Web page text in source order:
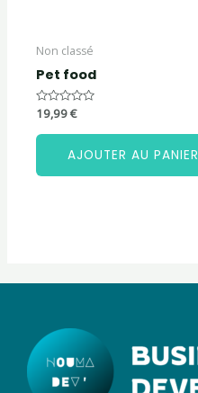
Non classé
Pet food
Note
sur
19,99€
AJOUTER AU PANIER